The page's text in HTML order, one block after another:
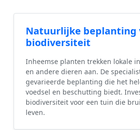
Natuurlijke beplanting
biodiversiteit
Inheemse planten trekken lokale
en andere dieren aan. De
gevarieerde beplanting die het
voedsel en beschutting biedt.
biodiversiteit voor een tuin die
leven.